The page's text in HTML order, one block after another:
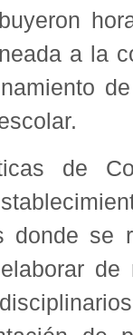
a la
de
donde se